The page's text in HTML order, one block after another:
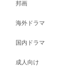
邦画
海外ドラマ
国内ドラマ
成人向け